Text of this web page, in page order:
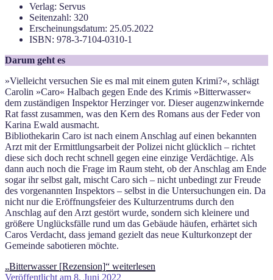
Verlag: Servus
Seitenzahl: 320
Erscheinungsdatum: 25.05.2022
ISBN: 978-3-7104-0310-1
Darum geht es
»Vielleicht versuchen Sie es mal mit einem guten Krimi?«, schlägt
Carolin »Caro« Halbach gegen Ende des Krimis »Bitterwasser«
dem zuständigen Inspektor Herzinger vor. Dieser augenzwinkernde
Rat fasst zusammen, was den Kern des Romans aus der Feder von
Karina Ewald ausmacht.
Bibliothekarin Caro ist nach einem Anschlag auf einen bekannten
Arzt mit der Ermittlungsarbeit der Polizei nicht glücklich – richtet
diese sich doch recht schnell gegen eine einzige Verdächtige. Als
dann auch noch die Frage im Raum steht, ob der Anschlag am Ende
sogar ihr selbst galt, mischt Caro sich – nicht unbedingt zur Freude
des vorgenannten Inspektors – selbst in die Untersuchungen ein. Da
nicht nur die Eröffnungsfeier des Kulturzentrums durch den
Anschlag auf den Arzt gestört wurde, sondern sich kleinere und
größere Unglücksfälle rund um das Gebäude häufen, erhärtet sich
Caros Verdacht, dass jemand gezielt das neue Kulturkonzept der
Gemeinde sabotieren möchte.
„Bitterwasser [Rezension]“ weiterlesen
Veröffentlicht am 8. Juni 2022